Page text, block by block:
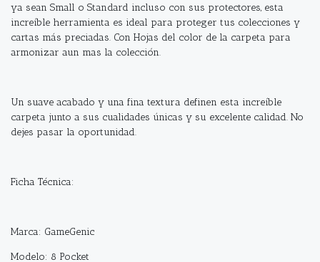
ya sean Small o Standard incluso con sus protectores, esta
increíble herramienta es ideal para proteger tus colecciones y
cartas más preciadas. Con Hojas del color de la carpeta para
armonizar aun mas la colección.
Un suave acabado y una fina textura definen esta increíble
carpeta junto a sus cualidades únicas y su excelente calidad. No
dejes pasar la oportunidad.
Ficha Técnica:
Marca: GameGenic
Modelo: 8 Pocket